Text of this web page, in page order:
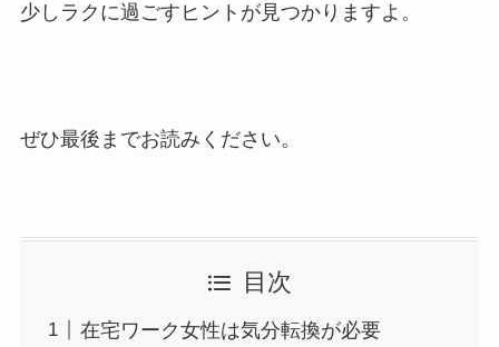
少しラクに過ごすヒントが見つかりますよ。
ぜひ最後までお読みください。
目次
在宅ワーク女性は気分転換が必要